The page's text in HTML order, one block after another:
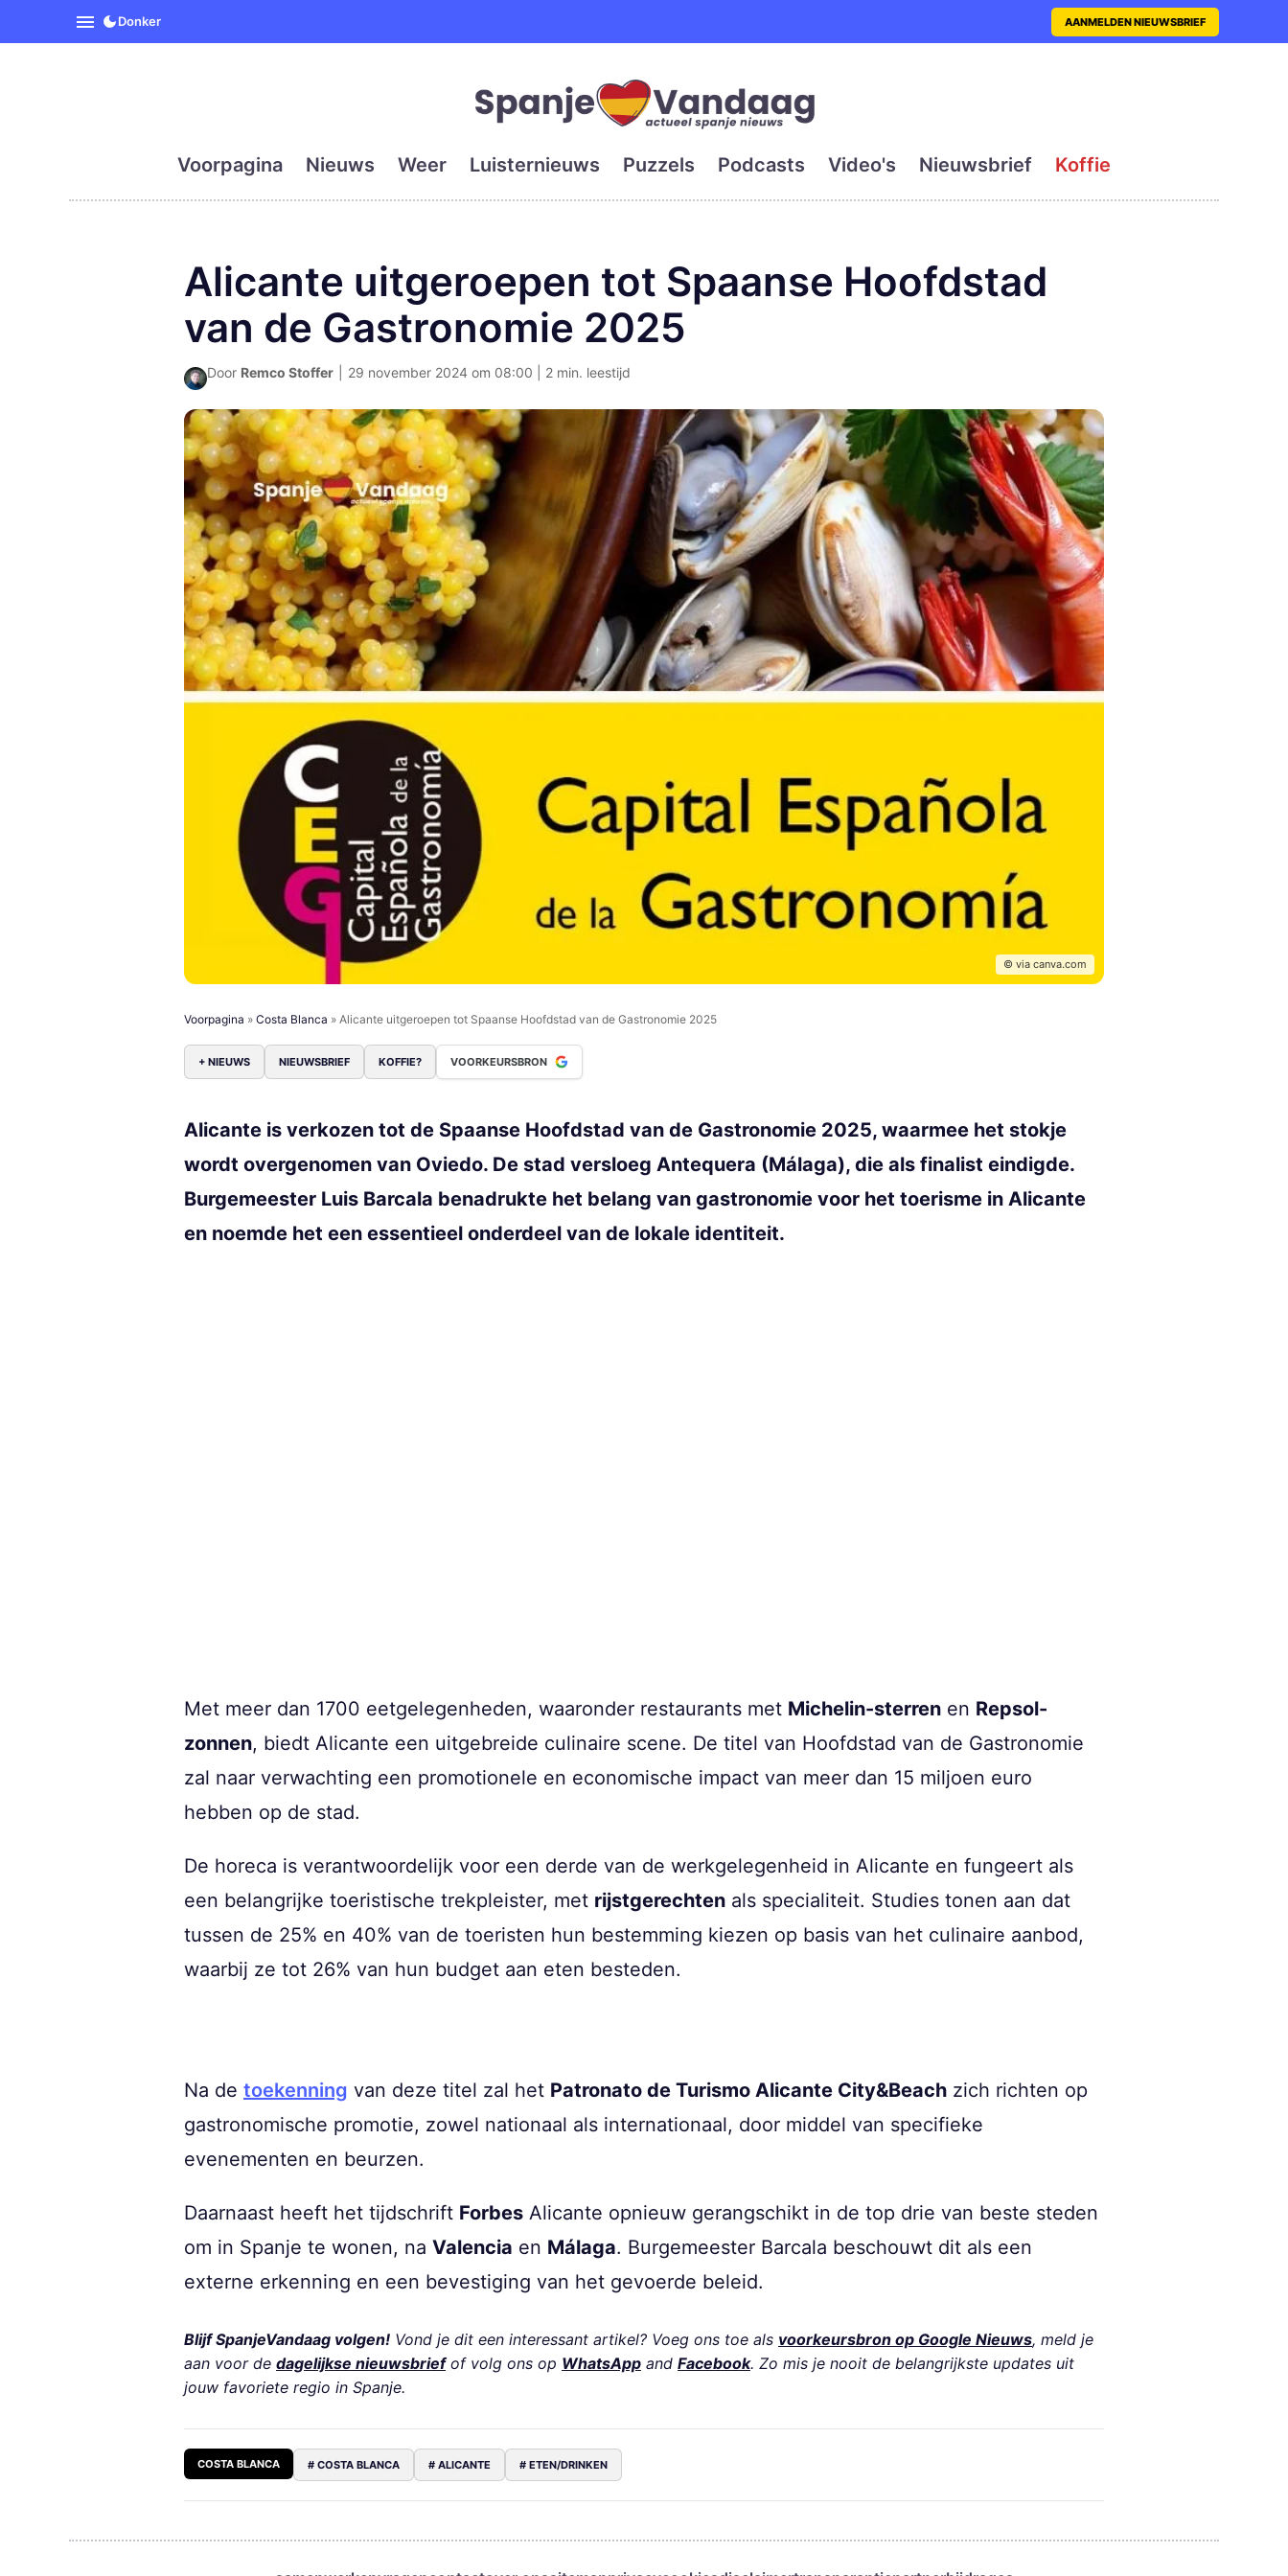
SpanjeVandaag is de eerste en grootste digitale krant met actueel en
Donker AANMELDEN NIEUWSBRIEF
Voorpagina Nieuws Weer Luisternieuws Puzzels Podcasts Video's Nieuwsbrief Koffie
Alicante uitgeroepen tot Spaanse Hoofdstad
van de Gastronomie 2025
Door Remco Stoffer 29 november 2024 om 08:00 | 2 min. leestijd
© via canva.com
Voorpagina » Costa Blanca » Alicante uitgeroepen tot Spaanse Hoofdstad van de Gastronomie 2025
+ NIEUWS NIEUWSBRIEF KOFFIE? VOORKEURSBRON
Alicante is verkozen tot de Spaanse Hoofdstad van de Gastronomie 2025, waarmee het stokje
wordt overgenomen van Oviedo. De stad versloeg Antequera (Málaga), die als finalist eindigde.
Burgemeester Luis Barcala benadrukte het belang van gastronomie voor het toerisme in Alicante
en noemde het een essentieel onderdeel van de lokale identiteit.
Met meer dan 1700 eetgelegenheden, waaronder restaurants met Michelin-sterren en Repsol-
zonnen, biedt Alicante een uitgebreide culinaire scene. De titel van Hoofdstad van de Gastronomie
zal naar verwachting een promotionele en economische impact van meer dan 15 miljoen euro
hebben op de stad.
De horeca is verantwoordelijk voor een derde van de werkgelegenheid in Alicante en fungeert als
een belangrijke toeristische trekpleister, met rijstgerechten als specialiteit. Studies tonen aan dat
tussen de 25% en 40% van de toeristen hun bestemming kiezen op basis van het culinaire aanbod,
waarbij ze tot 26% van hun budget aan eten besteden.
Na de toekenning van deze titel zal het Patronato de Turismo Alicante City&Beach zich richten op
gastronomische promotie, zowel nationaal als internationaal, door middel van specifieke
evenementen en beurzen.
Daarnaast heeft het tijdschrift Forbes Alicante opnieuw gerangschikt in de top drie van beste steden
om in Spanje te wonen, na Valencia en Málaga. Burgemeester Barcala beschouwt dit als een
externe erkenning en een bevestiging van het gevoerde beleid.
Blijf SpanjeVandaag volgen! Vond je dit een interessant artikel? Voeg ons toe als voorkeursbron op Google Nieuws, meld je
aan voor de dagelijkse nieuwsbriefof volg ons op WhatsApp and Facebook. Zo mis je nooit de belangrijkste updates uit
jouw favoriete regio in Spanje.
COSTA BLANCA # COSTA BLANCA # ALICANTE # ETEN/DRINKEN